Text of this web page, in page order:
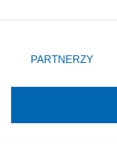
zmienić/wycofać
znajdujący się w
rodzaje
użytkownika, ale
PARTNERZY